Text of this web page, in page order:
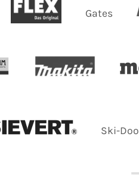
Gates
Ski-Doo